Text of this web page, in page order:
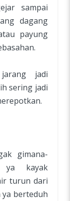
sampai
dagang
payung
jadi
sering jadi
gimana-
ya kayak
turun dari
berteduh